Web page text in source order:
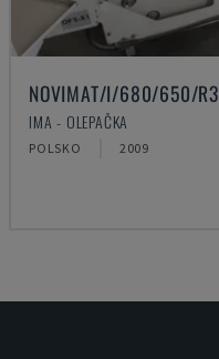
NOVIMAT/I/680/650/R3
IMA - OLEPAČKA
POLSKO 2009